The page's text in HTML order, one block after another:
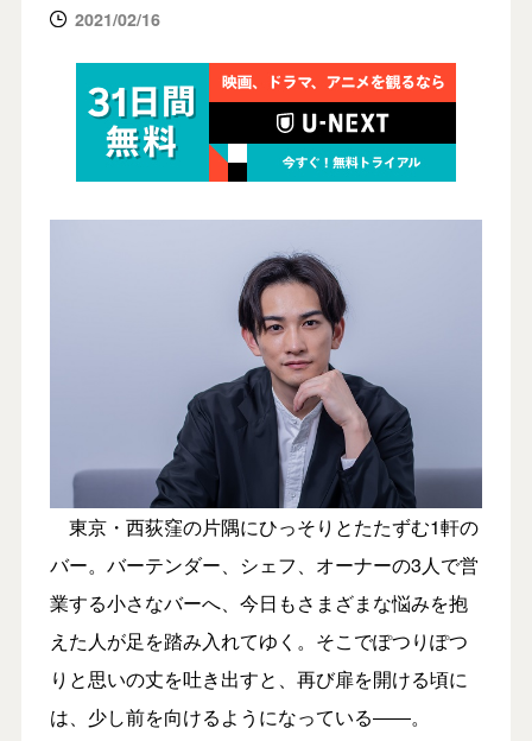
2021/02/16
東京・西荻窪の片隅にひっそりとたたずむ1軒の
バー。バーテンダー、シェフ、オーナーの3人で営
業する小さなバーへ、今日もさまざまな悩みを抱
えた人が足を踏み入れてゆく。そこでぽつりぽつ
りと思いの丈を吐き出すと、再び扉を開ける頃に
は、少し前を向けるようになっている――。